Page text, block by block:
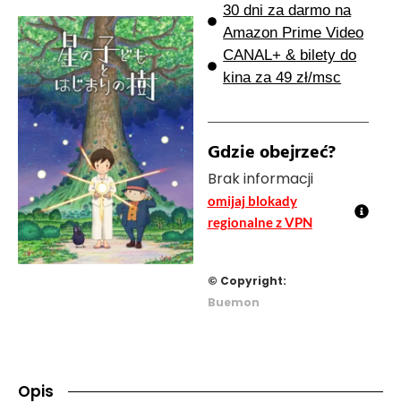
30 dni za darmo na
Amazon Prime Video
CANAL+ & bilety do
kina za 49 zł/msc
Gdzie obejrzeć?
Brak informacji
omijaj blokady
regionalne z VPN
© Copyright:
Buemon
Opis